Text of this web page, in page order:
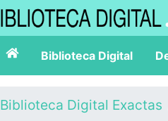
Biblioteca Digital
Biblioteca Digital Exactas